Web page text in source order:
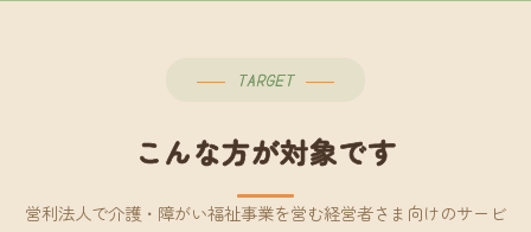
TARGET
こんな方が対象です
営利法人で介護・障がい福祉事業を営む経営者さま向けのサービ